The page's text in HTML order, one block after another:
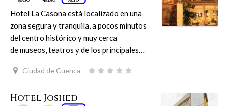
Hotel La Casona está localizado en una
zona segura y tranquila, a pocos minutos
del centro histórico y muy cerca
de museos, teatros y de los principales…
Ciudad de Cuenca
Hotel Joshed